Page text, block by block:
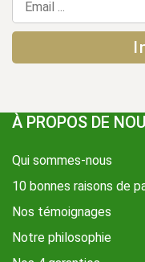
À PROPOS DE
Qui sommes-nous
10 bonnes raisons de
Nos témoignages
Notre philosophie